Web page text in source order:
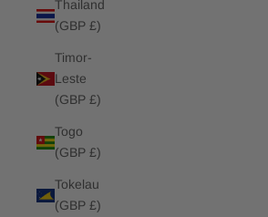
Thailand
(GBP £)
Timor-
Leste
(GBP £)
Togo
(GBP £)
Tokelau
(GBP £)